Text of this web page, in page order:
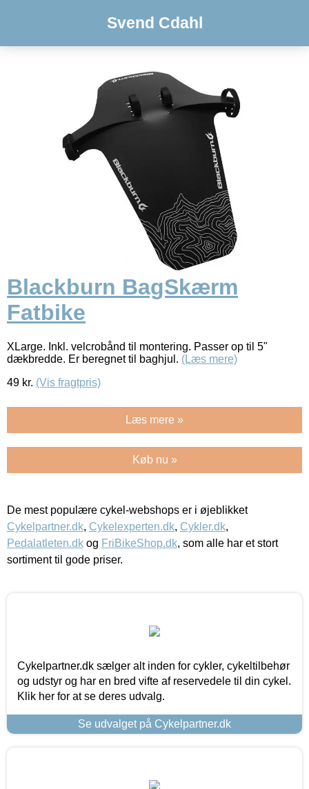
Svend Cdahl
Blackburn BagSkærm
Fatbike
XLarge. Inkl. velcrobånd til montering. Passer op til 5"
dækbredde. Er beregnet til baghjul. (Læs mere)
49 kr. (Vis fragtpris)
Læs mere »
Køb nu »
De mest populære cykel-webshops er i øjeblikket
Cykelpartner.dk, Cykelexperten.dk, Cykler.dk,
Pedalatleten.dk og FriBikeShop.dk, som alle har et stort
sortiment til gode priser.
Cykelpartner.dk sælger alt inden for cykler, cykeltilbehør
og udstyr og har en bred vifte af reservedele til din cykel.
Klik her for at se deres udvalg.
Se udvalget på Cykelpartner.dk